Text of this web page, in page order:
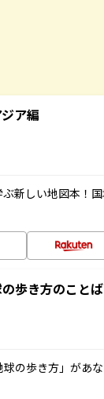
ア編
新しい地図本！
歩き方のこと
の歩き方」があ